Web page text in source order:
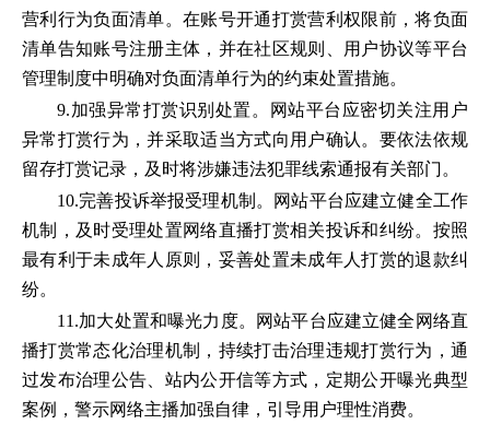
营利行为负面清单。在账号开通打赏营利权限前，将负面
清单告知账号注册主体，并在社区规则、用户协议等平台
管理制度中明确对负面清单行为的约束处置措施。
9.加强异常打赏识别处置。网站平台应密切关注用户
异常打赏行为，并采取适当方式向用户确认。要依法依规
留存打赏记录，及时将涉嫌违法犯罪线索通报有关部门。
10.完善投诉举报受理机制。网站平台应建立健全工作
机制，及时受理处置网络直播打赏相关投诉和纠纷。按照
最有利于未成年人原则，妥善处置未成年人打赏的退款纠
纷。
11.加大处置和曝光力度。网站平台应建立健全网络直
播打赏常态化治理机制，持续打击治理违规打赏行为，通
过发布治理公告、站内公开信等方式，定期公开曝光典型
案例，警示网络主播加强自律，引导用户理性消费。